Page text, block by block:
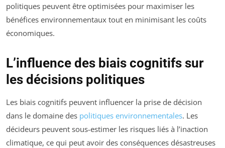
politiques peuvent être optimisées pour maximiser les
bénéfices environnementaux tout en minimisant les coûts
économiques.
L’influence des biais cognitifs sur
les décisions politiques
Les biais cognitifs peuvent influencer la prise de décision
dans le domaine des politiques environnementales. Les
décideurs peuvent sous-estimer les risques liés à l’inaction
climatique, ce qui peut avoir des conséquences désastreuses